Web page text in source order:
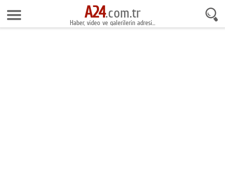
7 Ağustos 2026 11:46:08
Anasayfa
A24.com.tr
Haber, video ve galerilerin adresi...